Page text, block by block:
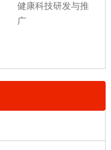
健康科技研发与推
广